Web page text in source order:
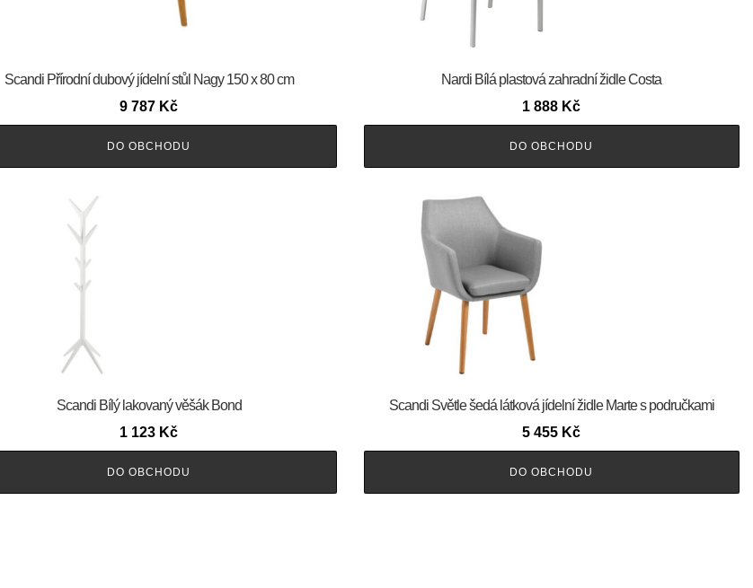
Scandi Přírodní dubový jídelní stůl Nagy 150 x 80 cm
9 787 Kč
DO OBCHODU
Nardi Bílá plastová zahradní židle Costa
1 888 Kč
DO OBCHODU
Scandi Bílý lakovaný věšák Bond
1 123 Kč
DO OBCHODU
Scandi Světle šedá látková jídelní židle Marte s područkami
5 455 Kč
DO OBCHODU